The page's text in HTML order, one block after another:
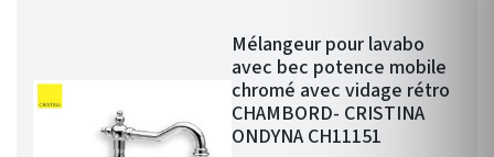
Mélangeur pour lavabo
avec bec potence mobile
chromé avec vidage rétro
CHAMBORD- CRISTINA
ONDYNA CH11151